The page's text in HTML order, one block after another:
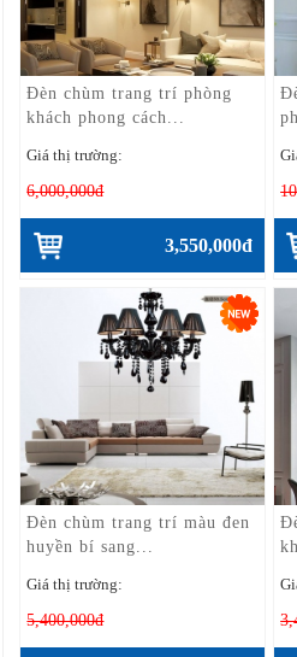
Đèn chùm trang trí phòng
khách phong cách...
Giá thị trường:
6,000,000đ
3,550,000đ
Đèn chùm trang trí màu đen
huyền bí sang...
Giá thị trường:
5,400,000đ